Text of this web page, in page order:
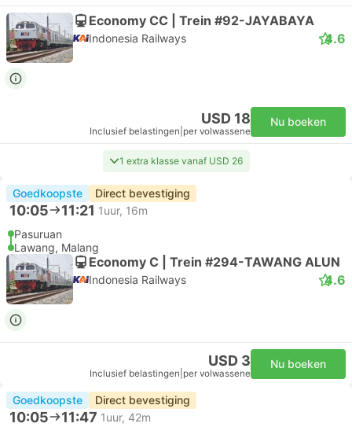
Economy CC | Trein #92-JAYABAYA
Indonesia Railways 4.6
USD 18
Inclusief belastingen per volwassene
Nu boeken
1 extra klasse vanaf USD 26
Goedkoopste Direct bevestiging
10:05 11:21 1uur, 16m
Pasuruan
Lawang, Malang
Economy C | Trein #294-TAWANG ALUN
Indonesia Railways 4.6
USD 3
Inclusief belastingen per volwassene
Nu boeken
Goedkoopste Direct bevestiging
10:05 11:47 1uur, 42m